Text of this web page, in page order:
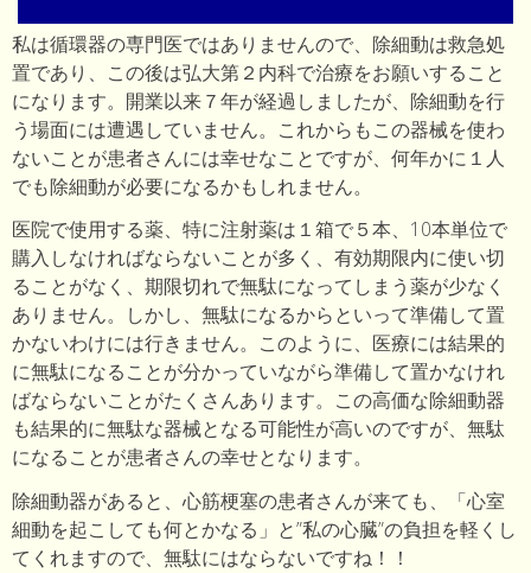
私は循環器の専門医ではありませんので、除細動は救急処
置であり、この後は弘大第２内科で治療をお願いすること
になります。開業以来７年が経過しましたが、除細動を行
う場面には遭遇していません。これからもこの器械を使わ
ないことが患者さんには幸せなことですが、何年かに１人
でも除細動が必要になるかもしれません。
医院で使用する薬、特に注射薬は１箱で５本、10本単位で
購入しなければならないことが多く、有効期限内に使い切
ることがなく、期限切れで無駄になってしまう薬が少なく
ありません。しかし、無駄になるからといって準備して置
かないわけには行きません。このように、医療には結果的
に無駄になることが分かっていながら準備して置かなけれ
ばならないことがたくさんあります。この高価な除細動器
も結果的に無駄な器械となる可能性が高いのですが、無駄
になることが患者さんの幸せとなります。
除細動器があると、心筋梗塞の患者さんが来ても、「心室
細動を起こしても何とかなる」と”私の心臓”の負担を軽くし
てくれますので、無駄にはならないですね！！